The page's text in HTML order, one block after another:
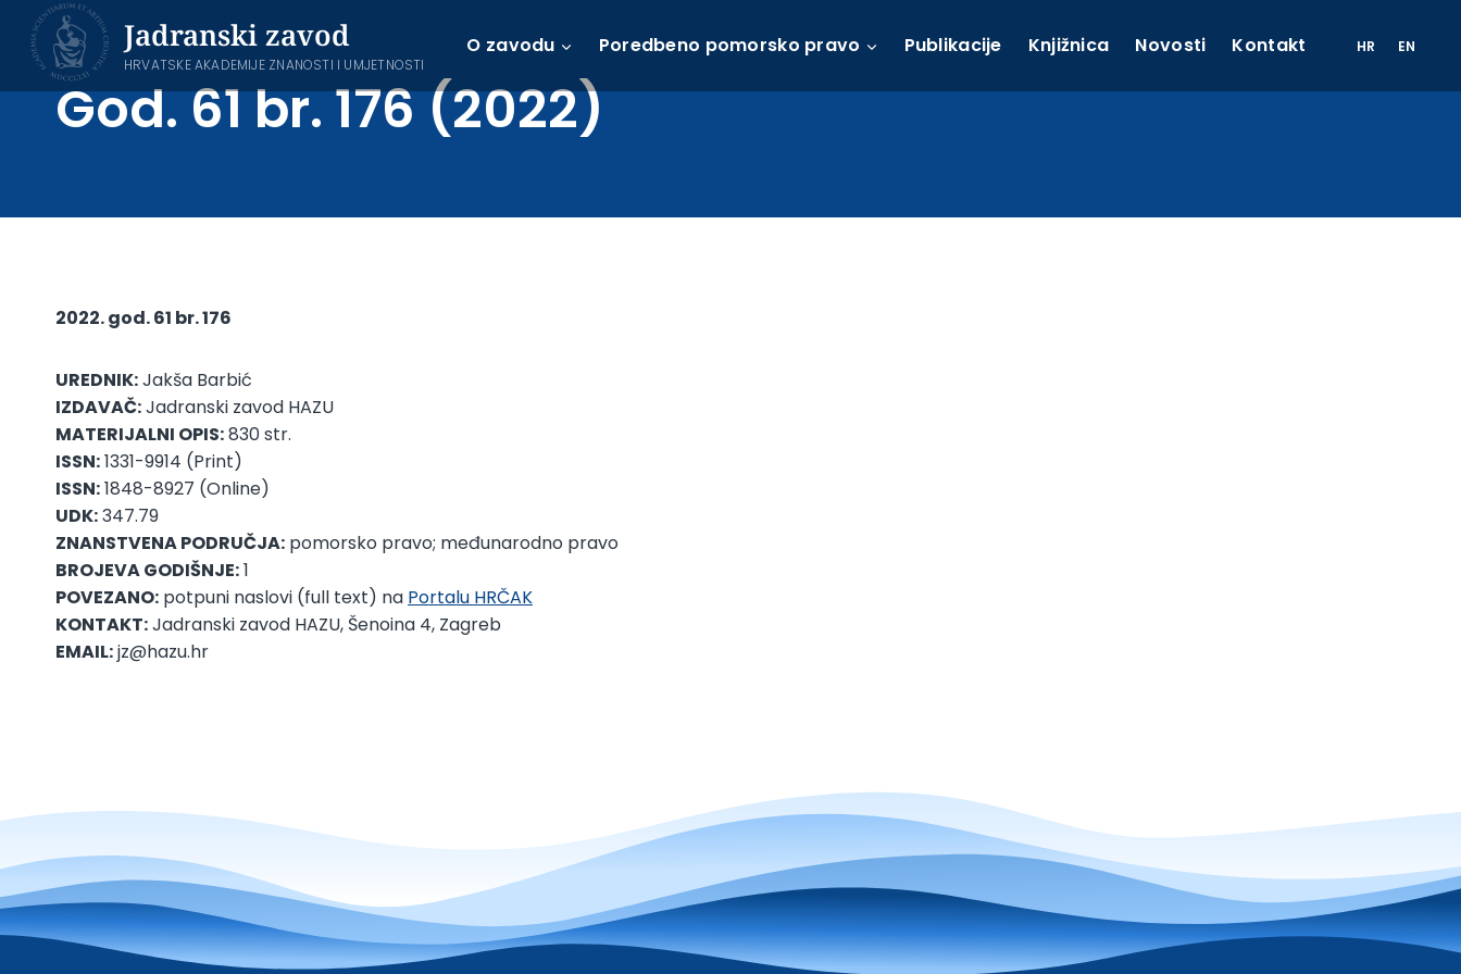
content
Jadranski zavod
HRVATSKE AKADEMIJE ZNANOSTI I UMJETNOSTI
O zavodu Poredbeno pomorsko pravo Publikacije Knjižnica Novosti Kontakt HR EN
God. 61 br. 176 (2022)
2022. god. 61 br. 176
UREDNIK:Jakša Barbić
IZDAVAČ:Jadranski zavod HAZU
MATERIJALNI OPIS:830 str.
ISSN:1331-9914 (Print)
ISSN:1848-8927 (Online)
UDK:347.79
ZNANSTVENA PODRUČJA: pomorsko pravo; međunarodno pravo
BROJEVA GODIŠNJE:1
POVEZANO: potpuni naslovi (full text) na Portalu HRČAK
KONTAKT:Jadranski zavod HAZU, Šenoina 4, Zagreb
EMAIL:jz@hazu.hr